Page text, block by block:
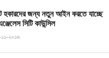
হকারদের জন্য নতুন আইন করতে যাচ্ছে
সিটি কাউন্সিল
২০১৬